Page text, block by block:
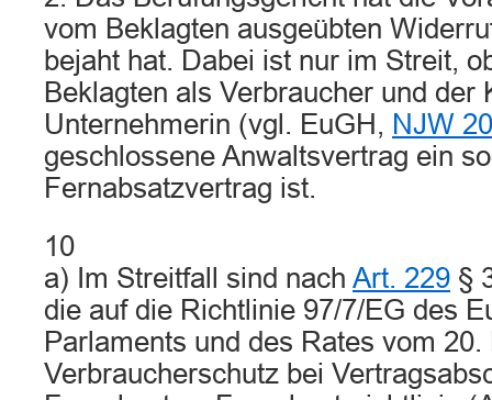
vom Beklagten ausgeübten
bejaht hat. Dabei ist nur im Streit,
Beklagten als Verbraucher und der
Unternehmerin (vgl. EuGH, NJW
geschlossene Anwaltsvertrag ein
Fernabsatzvertrag ist.
10
a) Im Streitfall sind nach Art. 229 §
die auf die Richtlinie 97/7/EG des
Parlaments und des Rates vom
Verbraucherschutz bei